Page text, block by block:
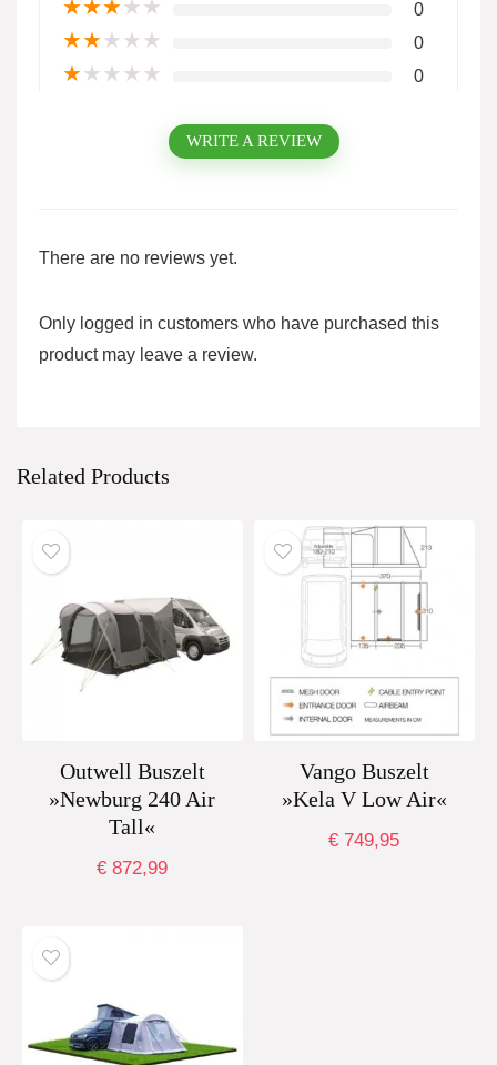
★★★★★ 0
★★★★★ 0
★★★★★ 0
WRITE A REVIEW
There are no reviews yet.
Only logged in customers who have purchased this
product may leave a review.
Related Products
Outwell Buszelt
»Newburg 240 Air
Tall«
€ 872,99
Vango Buszelt
»Kela V Low Air«
€ 749,95